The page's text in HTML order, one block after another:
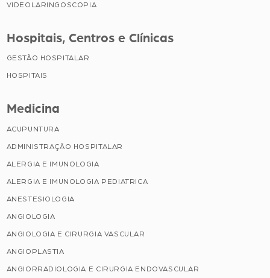
VIDEOLARINGOSCOPIA
Hospitais, Centros e Clínicas
GESTÃO HOSPITALAR
HOSPITAIS
Medicina
ACUPUNTURA
ADMINISTRAÇÃO HOSPITALAR
ALERGIA E IMUNOLOGIA
ALERGIA E IMUNOLOGIA PEDIATRICA
ANESTESIOLOGIA
ANGIOLOGIA
ANGIOLOGIA E CIRURGIA VASCULAR
ANGIOPLASTIA
ANGIORRADIOLOGIA E CIRURGIA ENDOVASCULAR